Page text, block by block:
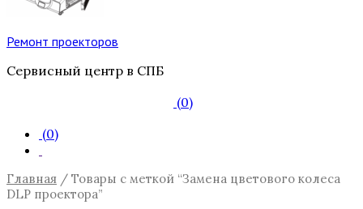
Ремонт проекторов
Сервисный центр в СПБ
(0)
(0)
Главная / Товары с меткой “Замена цветового колеса
DLP проектора”